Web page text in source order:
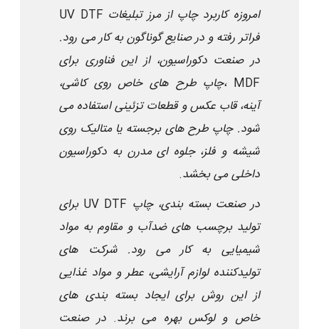
امروزه کاربرد چاپ UV DTFاز مرز تبلیغات
فراتر رفته و در صنایع گوناگون به کار می رود.
در صنعت دکوراسیون، از این فناوری برای
چاپ طرح های خاص روی کاشی، MDF
،
آینه، قاب عکس و قطعات تزئینی استفاده می
شود. چاپ طرح های برجسته یا متالیک روی
شیشه و فلز، جلوه ای مدرن به دکوراسیون
داخلی می بخشد.
در صنعت بسته بندی، چاپ
برای
تولید برچسب های ضدآب و مقاوم به مواد
شیمیایی به کار می رود. شرکت های
تولیدکننده لوازم آرایشی، عطر و مواد غذایی
از این روش برای ایجاد بسته بندی های
خاص و لوکس بهره می برند.در صنعت